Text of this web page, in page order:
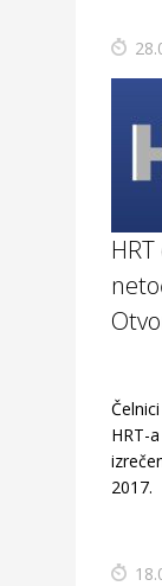
HRT-
2017.